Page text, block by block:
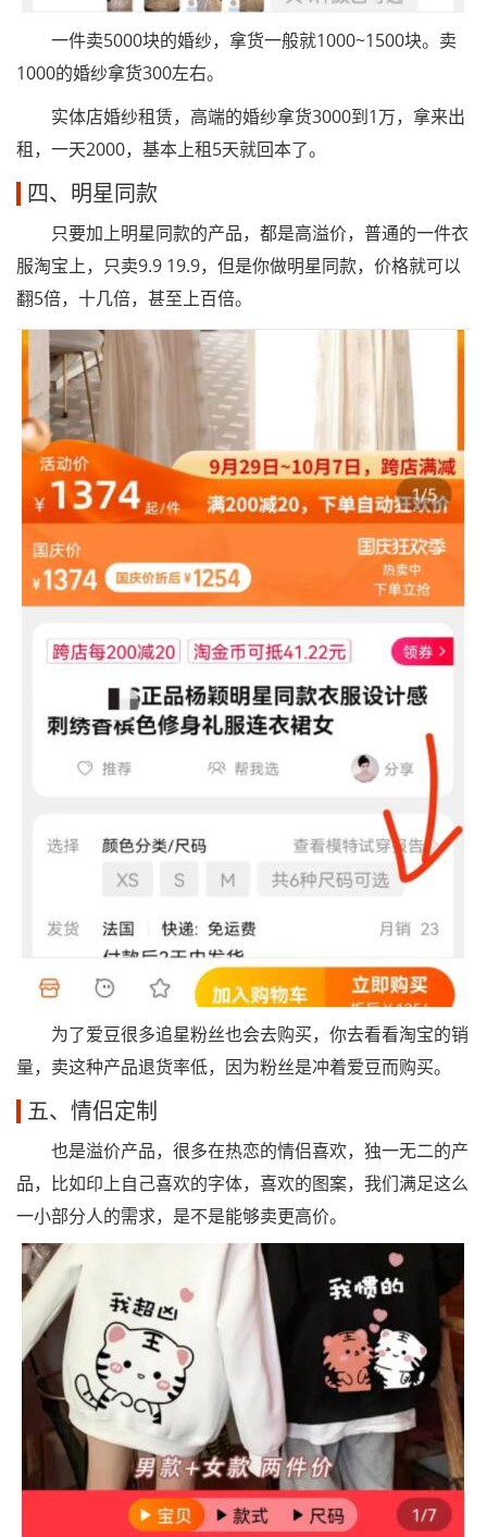
一件卖5000块的婚纱，拿货一般就1000~1500块。卖
1000的婚纱拿货300左右。
实体店婚纱租赁，高端的婚纱拿货3000到1万，拿来出
租，一天2000，基本上租5天就回本了。
四、明星同款
只要加上明星同款的产品，都是高溢价，普通的一件衣
服淘宝上，只卖9.9 19.9，但是你做明星同款，价格就可以
翻5倍，十几倍，甚至上百倍。
为了爱豆很多追星粉丝也会去购买，你去看看淘宝的销
量，卖这种产品退货率低，因为粉丝是冲着爱豆而购买。
五、情侣定制
也是溢价产品，很多在热恋的情侣喜欢，独一无二的产
品，比如印上自己喜欢的字体，喜欢的图案，我们满足这么
一小部分人的需求，是不是能够卖更高价。